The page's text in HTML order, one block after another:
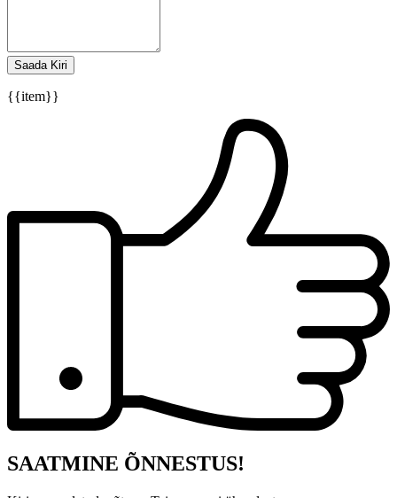
Saada Kiri
{{item}}
SAATMINE ÕNNESTUS!